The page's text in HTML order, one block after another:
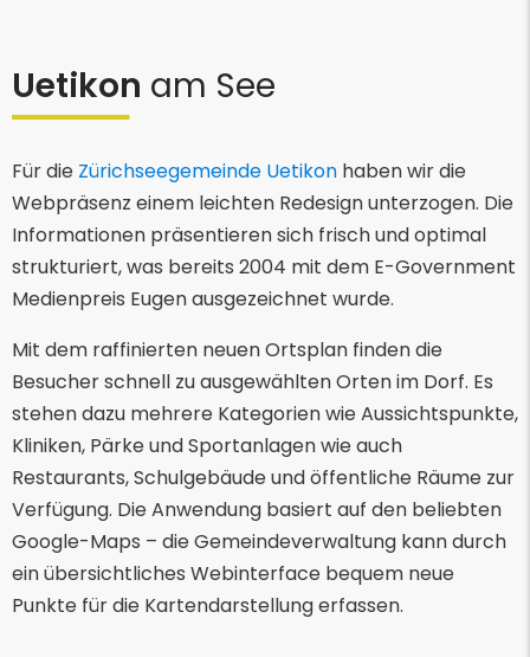
Uetikon am See
Für die Zürichseegemeinde Uetikon haben wir die
Webpräsenz einem leichten Redesign unterzogen. Die
Informationen präsentieren sich frisch und optimal
strukturiert, was bereits 2004 mit dem E-Government
Medienpreis Eugen ausgezeichnet wurde.
Mit dem raffinierten neuen Ortsplan finden die
Besucher schnell zu ausgewählten Orten im Dorf. Es
stehen dazu mehrere Kategorien wie Aussichtspunkte,
Kliniken, Pärke und Sportanlagen wie auch
Restaurants, Schulgebäude und öffentliche Räume zur
Verfügung. Die Anwendung basiert auf den beliebten
Google-Maps – die Gemeindeverwaltung kann durch
ein übersichtliches Webinterface bequem neue
Punkte für die Kartendarstellung erfassen.